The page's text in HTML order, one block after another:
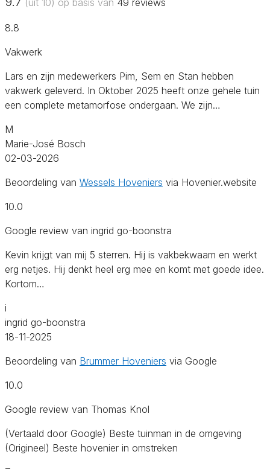
8.8
Vakwerk
Lars en zijn medewerkers Pim, Sem en Stan hebben
vakwerk geleverd. In Oktober 2025 heeft onze gehele tuin
een complete metamorfose ondergaan. We zijn…
M
Marie-José Bosch
02-03-2026
Beoordeling van Wessels Hoveniers via Hovenier.website
10.0
Google review van ingrid go-boonstra
Kevin krijgt van mij 5 sterren. Hij is vakbekwaam en werkt
erg netjes. Hij denkt heel erg mee en komt met goede idee.
Kortom…
i
ingrid go-boonstra
18-11-2025
Beoordeling van Brummer Hoveniers via Google
10.0
Google review van Thomas Knol
(Vertaald door Google) Beste tuinman in de omgeving
(Origineel) Beste hovenier in omstreken